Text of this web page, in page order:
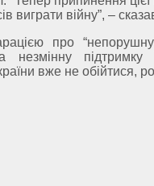
виграти війну”, –
про “непорушну
незмінну підтримку
вже не обійтися,